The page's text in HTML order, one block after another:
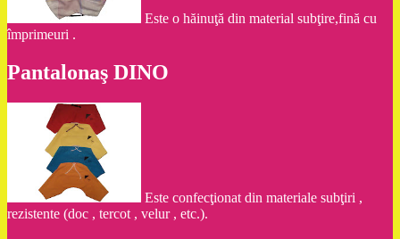
Este o hăinuţă din material subţire,fină cu
împrimeuri .
Pantalonaş DINO
Este confecţionat din materiale subţiri ,
rezistente (doc , tercot , velur , etc.).